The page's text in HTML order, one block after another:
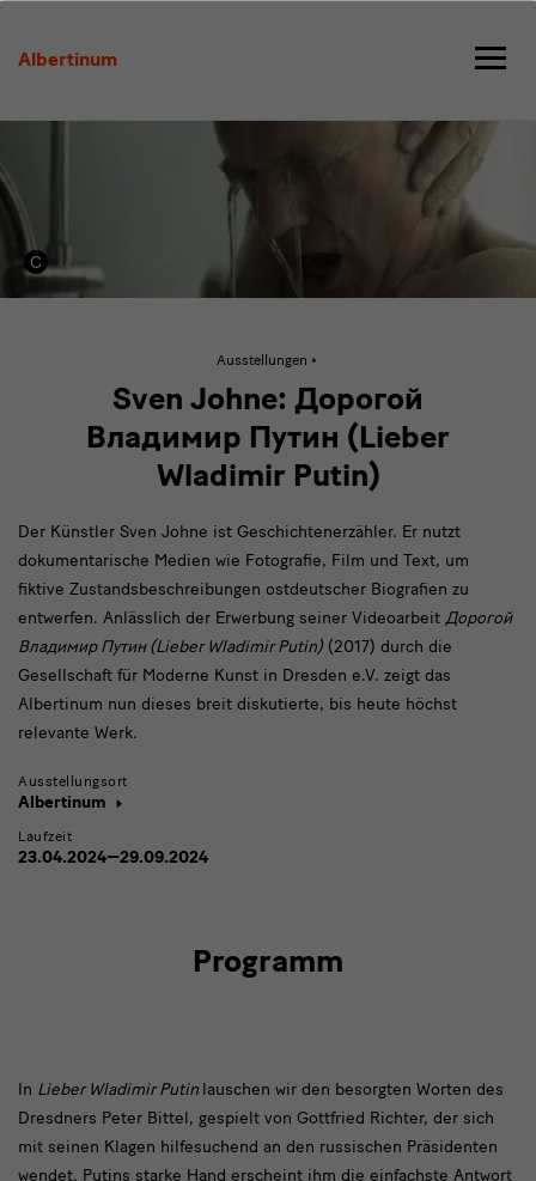
Albertinum
Johne,
Lieber
Putin
Ausstellungen
Johne,
Lieber
Wladimir
Putin
Sven Johne: Дорогой
Владимир Путин (Lieber
Wladimir Putin)
Der Künstler Sven Johne ist Geschichtenerzähler. Er nutzt
dokumentarische Medien wie Fotografie, Film und Text, um
fiktive Zustandsbeschreibungen ostdeutscher Biografien zu
entwerfen. Anlässlich der Erwerbung seiner Videoarbeit Дорогой
Владимир Путин (Lieber Wladimir Putin) (2017) durch die
Gesellschaft für Moderne Kunst in Dresden e.V. zeigt das
Albertinum nun dieses breit diskutierte, bis heute höchst
relevante Werk.
Ausstellungsort
Albertinum
Laufzeit
23.04.2024—29.09.2024
Programm
In
Lieber
Wladimir
In Lieber Wladimir Putin lauschen wir den besorgten Worten des
Dresdners Peter Bittel, gespielt von Gottfried Richter, der sich
mit seinen Klagen hilfesuchend an den russischen Präsidenten
wendet. Putins starke Hand erscheint ihm die einfachste Antwort